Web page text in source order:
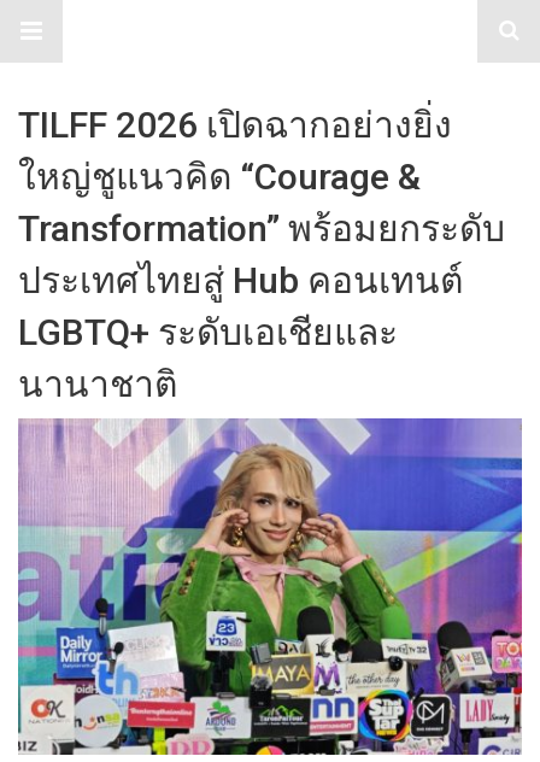
TILFF 2026 เปิดฉากอย่างยิ่ง
ใหญ่ชูแนวคิด “Courage &
Transformation” พร้อมยกระดับ
ประเทศไทยสู่ Hub คอนเทนต์
LGBTQ+ ระดับเอเชียและ
นานาชาติ